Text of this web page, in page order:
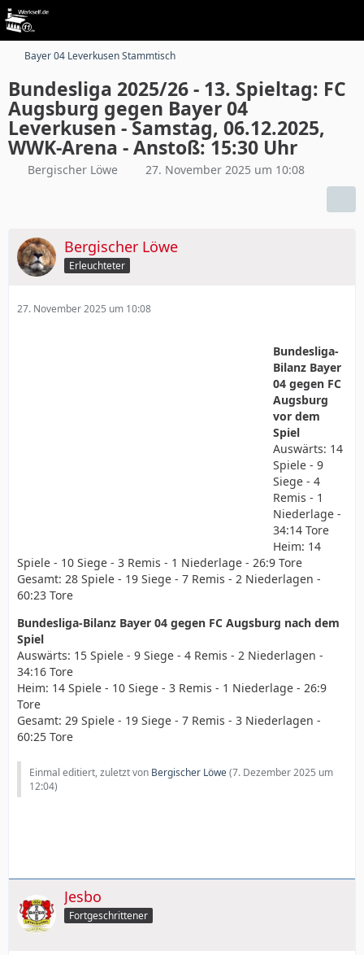
Bayer 04 Leverkusen Stammtisch
Bundesliga 2025/26 - 13. Spieltag: FC
Augsburg gegen Bayer 04
Leverkusen - Samstag, 06.12.2025,
WWK-Arena - Anstoß: 15:30 Uhr
Bergischer Löwe 27. November 2025 um 10:08
Bergischer Löwe
Erleuchteter
27. November 2025 um 10:08
Bundesliga-
Bilanz Bayer
04 gegen FC
Augsburg
vor dem
Spiel
Auswärts: 14
Spiele - 9
Siege - 4
Remis - 1
Niederlage -
34:14 Tore
Heim: 14
Spiele - 10 Siege - 3 Remis - 1 Niederlage - 26:9 Tore
Gesamt: 28 Spiele - 19 Siege - 7 Remis - 2 Niederlagen -
60:23 Tore
Bundesliga-Bilanz Bayer 04 gegen FC Augsburg nach dem
Spiel
Auswärts: 15 Spiele - 9 Siege - 4 Remis - 2 Niederlagen -
34:16 Tore
Heim: 14 Spiele - 10 Siege - 3 Remis - 1 Niederlage - 26:9
Tore
Gesamt: 29 Spiele - 19 Siege - 7 Remis - 3 Niederlagen -
60:25 Tore
Einmal editiert, zuletzt von Bergischer Löwe(7. Dezember 2025 um
12:04)
Jesbo
Fortgeschrittener